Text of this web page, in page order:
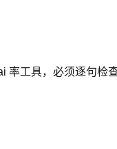
工具，必须逐句检